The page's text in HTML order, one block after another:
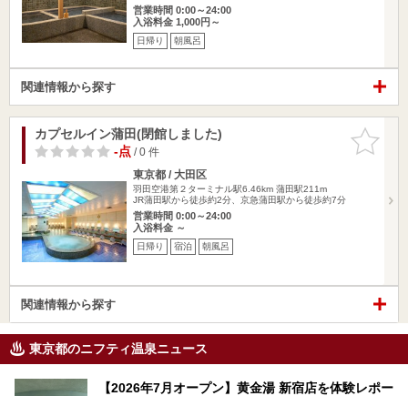
営業時間 0:00～24:00
入浴料金 1,000円～
日帰り 朝風呂
関連情報から探す
お気に入
りに追加
カプセルイン蒲田(閉館しました)
-点/ 0 件
東京都 / 大田区
羽田空港第２ターミナル駅6.46km 蒲田駅211m
JR蒲田駅から徒歩約2分、京急蒲田駅から徒歩約7分
営業時間 0:00～24:00
入浴料金 ～
日帰り 宿泊 朝風呂
関連情報から探す
東京都のニフティ温泉ニュース
【2026年7月オープン】黄金湯 新宿店を体験レポー